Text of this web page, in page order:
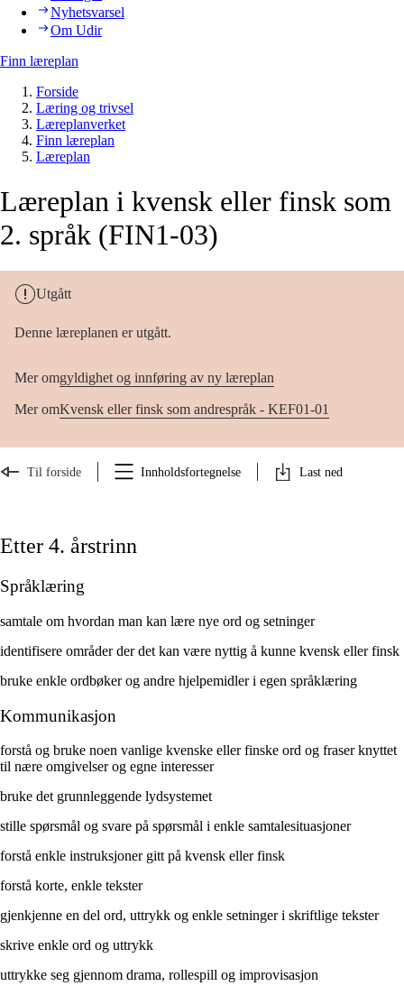
Nyhetsvarsel
Om Udir
Finn læreplan
Forside
Læring og trivsel
Læreplanverket
Finn læreplan
Læreplan
Læreplan i kvensk eller finsk som
2. språk (FIN1-03)
Utgått
Denne læreplanen er utgått.
Mer omgyldighet og innføring av ny læreplan
Mer omKvensk eller finsk som andrespråk - KEF01-01
Til forside Innholdsfortegnelse Last ned
Etter 4. årstrinn
Språklæring
samtale om hvordan man kan lære nye ord og setninger
identifisere områder der det kan være nyttig å kunne kvensk eller finsk
bruke enkle ordbøker og andre hjelpemidler i egen språklæring
Kommunikasjon
forstå og bruke noen vanlige kvenske eller finske ord og fraser knyttet
til nære omgivelser og egne interesser
bruke det grunnleggende lydsystemet
stille spørsmål og svare på spørsmål i enkle samtalesituasjoner
forstå enkle instruksjoner gitt på kvensk eller finsk
forstå korte, enkle tekster
gjenkjenne en del ord, uttrykk og enkle setninger i skriftlige tekster
skrive enkle ord og uttrykk
uttrykke seg gjennom drama, rollespill og improvisasjon